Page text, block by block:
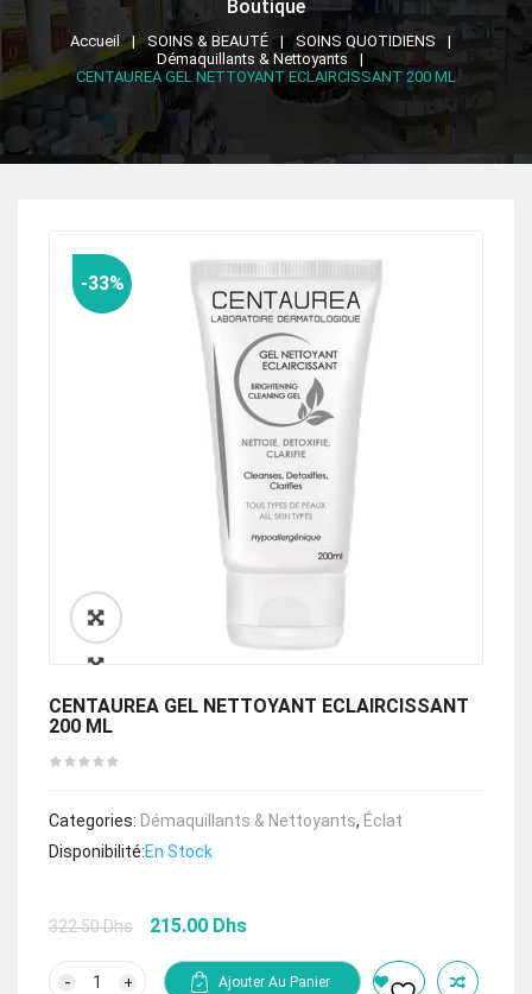
Boutique
Accueil SOINS & BEAUTÉ
SOINS QUOTIDIENS
Démaquillants & Nettoyants
CENTAUREA GEL NETTOYANT ECLAIRCISSANT 200 ML
🔍
-33%
CENTAUREA GEL NETTOYANT ECLAIRCISSANT
200 ML
Categories: Démaquillants & Nettoyants, Éclat
Disponibilité:En Stock
322.50Dhs
Le
initial
215.00 Dhs
Ajouter Au Panier